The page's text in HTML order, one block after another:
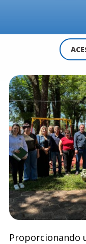
Proporcionando